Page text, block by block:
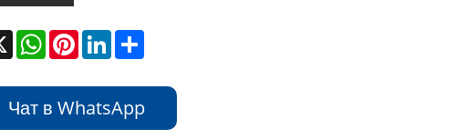
X WhatsApp
PinterestLinkedIn
Чат в WhatsApp